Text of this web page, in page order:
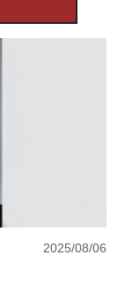
2025/08/06